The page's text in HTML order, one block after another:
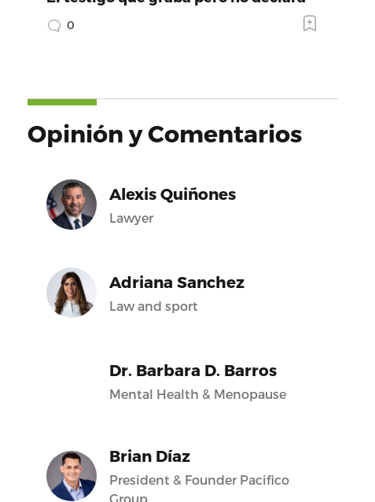
0
Opinión y Comentarios
Alexis Quiñones
Lawyer
Adriana Sanchez
Law and sport
Dr. Barbara D. Barros
Mental Health & Menopause
Brian Díaz
President & Founder Pacifico
Group